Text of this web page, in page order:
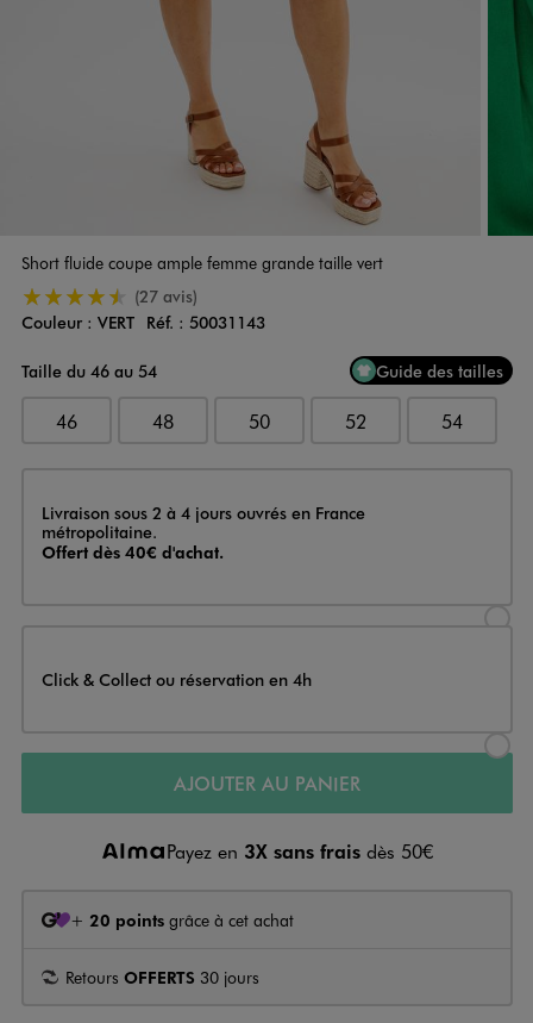
Short fluide coupe ample femme grande taille vert
4.5/5 de moyenne
(27 avis)
Couleur
Couleur : VERT Réf. : 50031143
Taille du 46 au 54
Guide des tailles
46 48 50 52 54
Livraison
Livraison sous 2 à 4 jours ouvrés en France
métropolitaine.
Offert dès 40€ d'achat.
Click & Collect ou réservation en 4h
AJOUTER AU PANIER
Payez en 3X sans frais dès 50€
+ 20 points grâce à cet achat
Retours OFFERTS 30 jours